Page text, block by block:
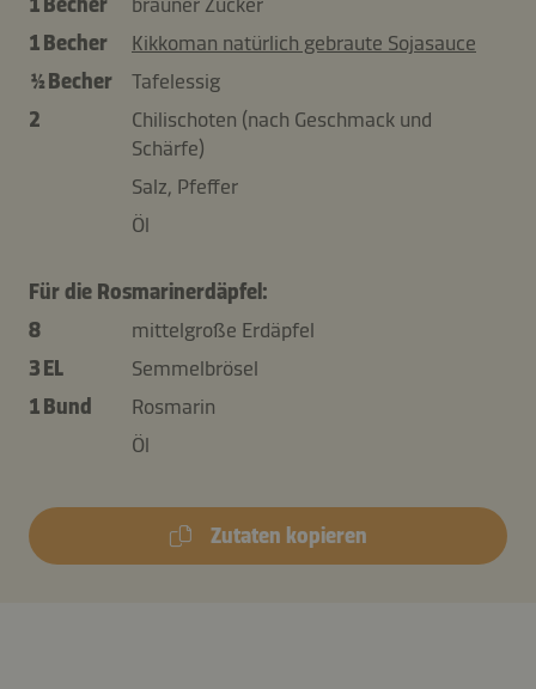
1 Becher
Kikkoman natürlich gebraute Sojasauce
½ Becher
Tafelessig
2
Chilischoten (nach Geschmack und
Schärfe)
Salz, Pfeffer
Öl
Für die Rosmarinerdäpfel:
8
mittelgroße Erdäpfel
3 EL
Semmelbrösel
1 Bund
Rosmarin
Öl
Zutaten kopieren